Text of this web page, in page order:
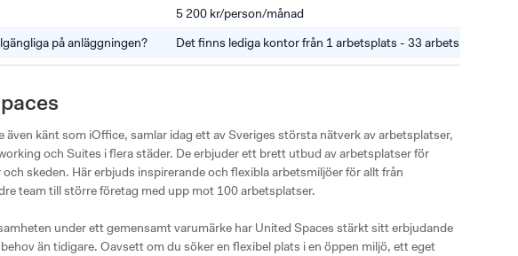
5 200 kr/person/månad
på anläggningen?
Det finns lediga kontor från 1 arbetsplats - 33 arbetsplatser.
även känt som iOffice, samlar idag ett av Sveriges största nätverk av arbetsplatser,
och Suites i flera städer. De erbjuder ett brett utbud av arbetsplatser för
skeden. Här erbjuds inspirerande och flexibla arbetsmiljöer för allt från
team till större företag med upp mot 100 arbetsplatser.
under ett gemensamt varumärke har United Spaces stärkt sitt erbjudande
än tidigare. Oavsett om du söker en flexibel plats i en öppen miljö, ett eget